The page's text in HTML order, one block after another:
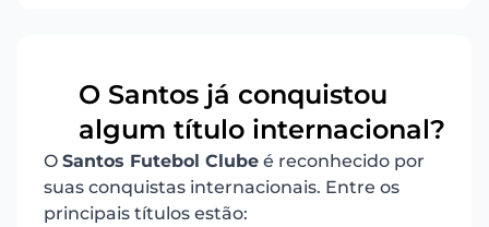
O Santos já conquistou
algum título internacional?
O Santos Futebol Clube é reconhecido por
suas conquistas internacionais. Entre os
principais títulos estão: